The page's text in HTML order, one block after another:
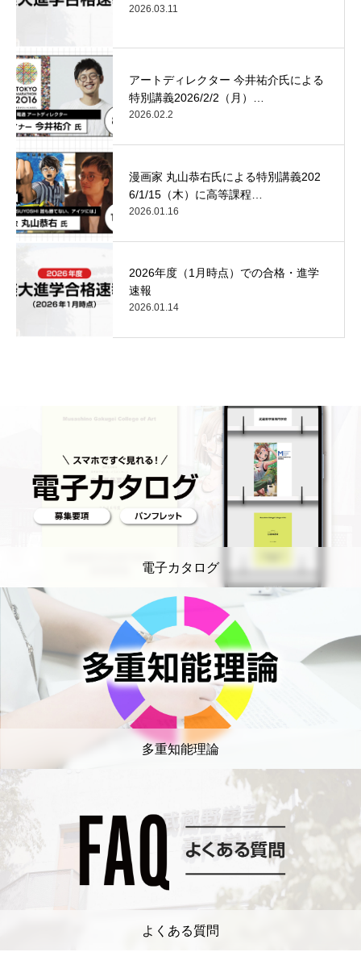
2026.03.11
アートディレクター 今井祐介氏による
特別講義2026/2/2（月）…
2026.02.2
漫画家 丸山恭右氏による特別講義202
6/1/15（木）に高等課程…
2026.01.16
2026年度（1月時点）での合格・進学
速報
2026.01.14
電子カタログ
多重知能理論
よくある質問